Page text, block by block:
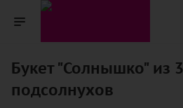
Букет "Солнышко" из 3
подсолнухов